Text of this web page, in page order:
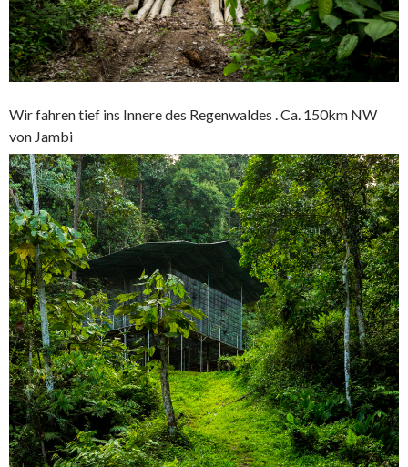
Wir fahren tief ins Innere des Regenwaldes . Ca. 150km NW
von Jambi